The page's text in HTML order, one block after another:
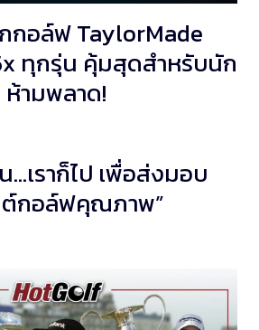
กอล์ฟ TaylorMade
ทุกรุ่น คุ้มสุดสำหรับนัก
ามพลาด!
…เราก็ไป เพื่อส่งมอบ
กอล์ฟคุณภาพ”